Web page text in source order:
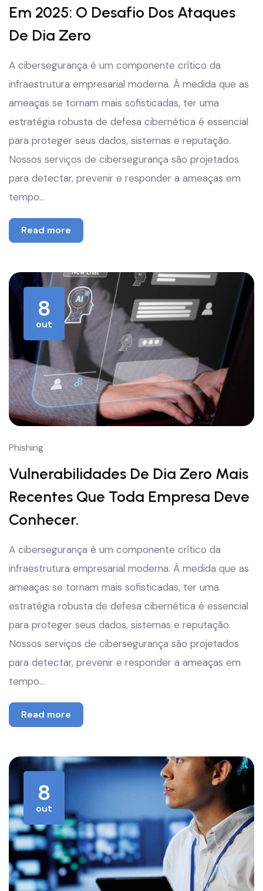
Em 2025: O Desafio Dos Ataques
De Dia Zero
A cibersegurança é um componente crítico da
infraestrutura empresarial moderna. À medida que as
ameaças se tornam mais sofisticadas, ter uma
estratégia robusta de defesa cibernética é essencial
para proteger seus dados, sistemas e reputação.
Nossos serviços de cibersegurança são projetados
para detectar, prevenir e responder a ameaças em
tempo…
Read more
8
out
Phishing
Vulnerabilidades De Dia Zero Mais
Recentes Que Toda Empresa Deve
Conhecer.
A cibersegurança é um componente crítico da
infraestrutura empresarial moderna. À medida que as
ameaças se tornam mais sofisticadas, ter uma
estratégia robusta de defesa cibernética é essencial
para proteger seus dados, sistemas e reputação.
Nossos serviços de cibersegurança são projetados
para detectar, prevenir e responder a ameaças em
tempo…
Read more
8
out